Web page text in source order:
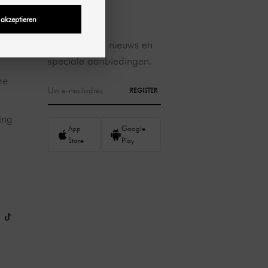
Ontvang ons nieuws en
speciale aanbiedingen.
REGISTER
App
Store
Google
Play